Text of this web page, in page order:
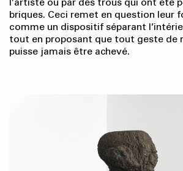
briques. Ceci remet en question leur
comme un dispositif séparant
tout en proposant que tout geste de
puisse jamais être achevé.